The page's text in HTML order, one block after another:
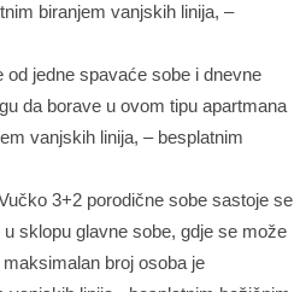
biranjem vanjskih linija, –
od jedne spavaće sobe i dnevne
da borave u ovom tipu apartmana
vanjskih linija, – besplatnim
3+2 porodične sobe sastoje se
sklopu glavne sobe, gdje se može
broj osoba je